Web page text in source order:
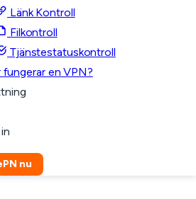
Länk Kontroll
Filkontroll
Tjänstestatuskontroll
fungerar en VPN?
nu